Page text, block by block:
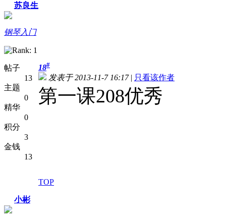
苏良生
钢琴入门
帖子
13
主题
0
精华
0
积分
3
金钱
13
18#
发表于 2013-11-7 16:17| 只看该作者
第一课208优秀
TOP
小彬